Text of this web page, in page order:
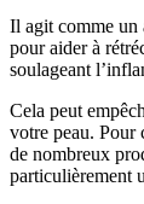
Il agit comme un
pour aider à
soulageant
Cela peut
votre peau. Pour
de nombreux
particulièrement